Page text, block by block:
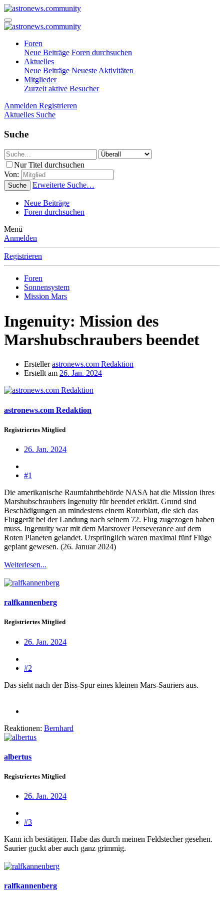
Foren
Neue Beiträge Foren durchsuchen
Aktuelles
Neue Beiträge Neueste Aktivitäten
Mitglieder
Zurzeit aktive Besucher
Anmelden Registrieren
Aktuelles Suche
Suche
Nur Titel durchsuchen
Von:
Suche Erweiterte Suche…
Neue Beiträge
Foren durchsuchen
Menü
Anmelden
Registrieren
Foren
Sonnensystem
Mission Mars
Ingenuity: Mission des
Marshubschraubers beendet
Ersteller astronews.com Redaktion
Erstellt am 26. Jan. 2024
astronews.com Redaktion
Registriertes Mitglied
26. Jan. 2024
#1
Die amerikanische Raumfahrtbehörde NASA hat die Mission ihres
Marshubschraubers Ingenuity für beendet erklärt. Grund sind
Beschädigungen an mindestens einem Rotorblatt, die sich das
Fluggerät bei der Landung nach seinem 72. Flug zugezogen haben
muss. Ingenuity war mit dem Marsrover Perseverance auf dem
Roten Planeten gelandet. Ursprünglich waren maximal fünf Flüge
geplant gewesen. (26. Januar 2024)
Weiterlesen...
ralfkannenberg
Registriertes Mitglied
26. Jan. 2024
#2
Das sieht nach der Biss-Spur eines kleinen Mars-Sauriers aus.
Reaktionen: Bernhard
albertus
Registriertes Mitglied
26. Jan. 2024
#3
Kann ich bestätigen. Habe das durch meinen Feldstecher gesehen.
Saurier guckt aber auch ganz grimmig.
ralfkannenberg